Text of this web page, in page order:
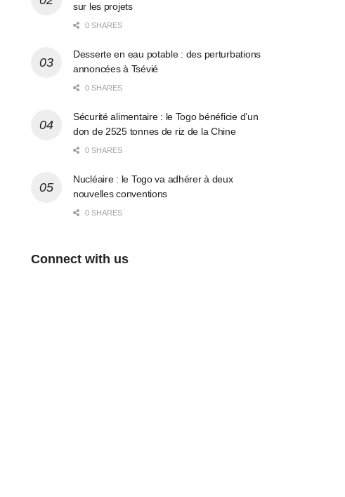
sur les projets
0 SHARES
Desserte en eau potable : des perturbations
annoncées à Tsévié
0 SHARES
Sécurité alimentaire : le Togo bénéficie d’un
don de 2525 tonnes de riz de la Chine
0 SHARES
Nucléaire : le Togo va adhérer à deux
nouvelles conventions
0 SHARES
Connect with us